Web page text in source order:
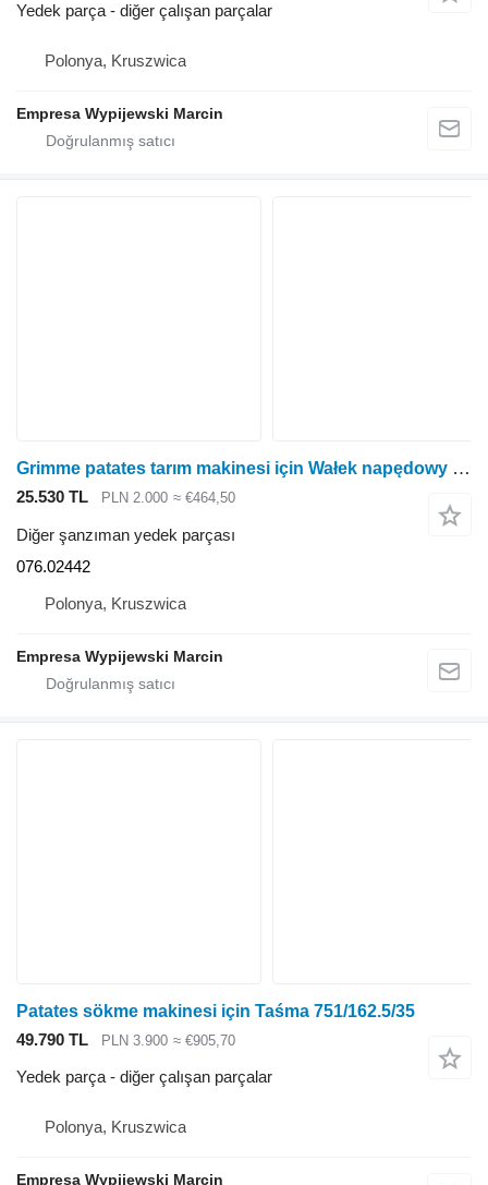
Yedek parça - diğer çalışan parçalar
Polonya, Kruszwica
Empresa Wypijewski Marcin
Grimme patates tarım makinesi için Wałek napędowy 076.02442 diğer şanzıman yedek parçası
25.530 TL PLN 2.000 ≈ €464,50
Diğer şanzıman yedek parçası
076.02442
Polonya, Kruszwica
Empresa Wypijewski Marcin
Patates sökme makinesi için Taśma 751/162.5/35
49.790 TL
PLN 3.900 ≈ €905,70
Yedek parça - diğer çalışan parçalar
Polonya, Kruszwica
Empresa Wypijewski Marcin